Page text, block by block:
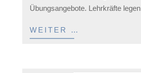
Übungsangebote. Lehrkräfte legen
WEITER …